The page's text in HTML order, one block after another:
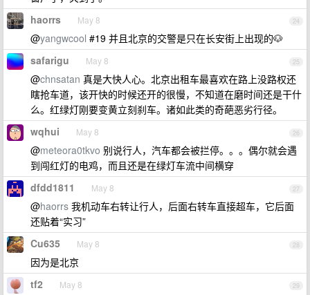
24
haorrs May 8
@yangwcool #19 并且北京的交警是只在长安街上出现的🐶
25
safarigu May 8
@chnsatan 真是大快人心。北京出租车最喜欢在路上没路权还
瞎抢车道，该开快的时候还开的很慢，不知道在磨时间还是干什
么。红绿灯刚要变黄立刻刹车。诸如此类的奇葩恶劣行径。
26
wqhui May 8
@meteora0tkvo 别说行人，汽车都会被拦停。。。偶尔就会遇
到闯红灯的电鸡，而且还是在绿灯车流中间横穿
27
dfdd1811 May 8
@haorrs 我机动车右转让行人，后面右转车直接超车，它后面
还贴着“实习”
28
Cu635 May 8
因为是北京
29
tf2 May 8